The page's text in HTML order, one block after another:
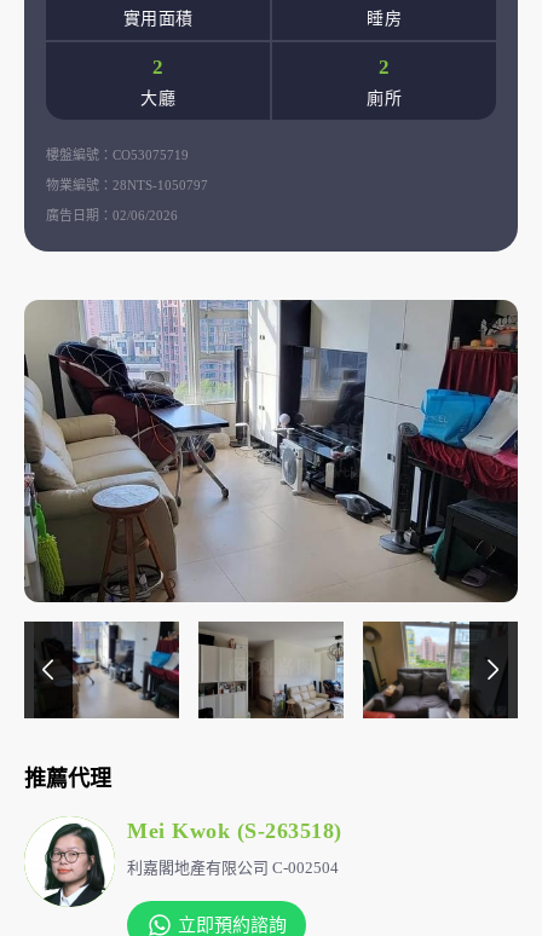
實用面積 睡房
2
大廳
2
廁所
樓盤編號： CO53075719
物業編號： 28NTS-1050797
廣告日期： 02/06/2026
推薦代理
Mei Kwok (S-263518)
利嘉閣地產有限公司 C-002504
立即預約諮詢